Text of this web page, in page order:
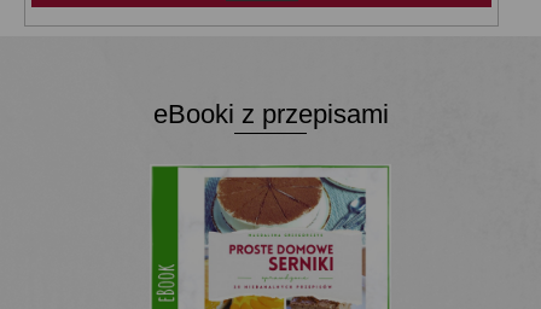
eBooki z przepisami